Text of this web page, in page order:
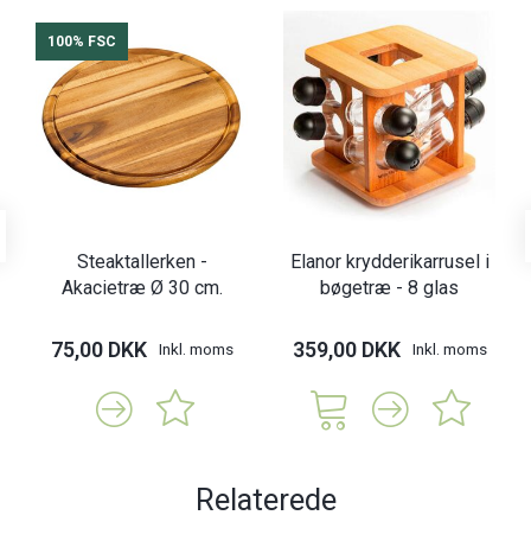
100% FSC
Steaktallerken -
Akacietræ Ø 30 cm.
75,00 DKK Inkl. moms
Elanor krydderikarrusel i
bøgetræ - 8 glas
359,00 DKK Inkl. moms
Relaterede